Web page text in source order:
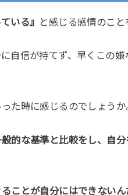
いる』 と感じる感情のこと
自信が持てず、早くこの
た時に感じるのでしょうか
的な基準と比較をし、自
ことが自分にはできないん